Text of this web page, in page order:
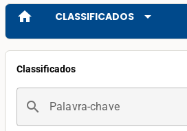
home CLASSIFICADOS arrow_drop_down
Classificados
search Palavra-chave